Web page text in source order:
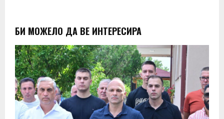
БИ МОЖЕЛО ДА ВЕ ИНТЕРЕСИРА